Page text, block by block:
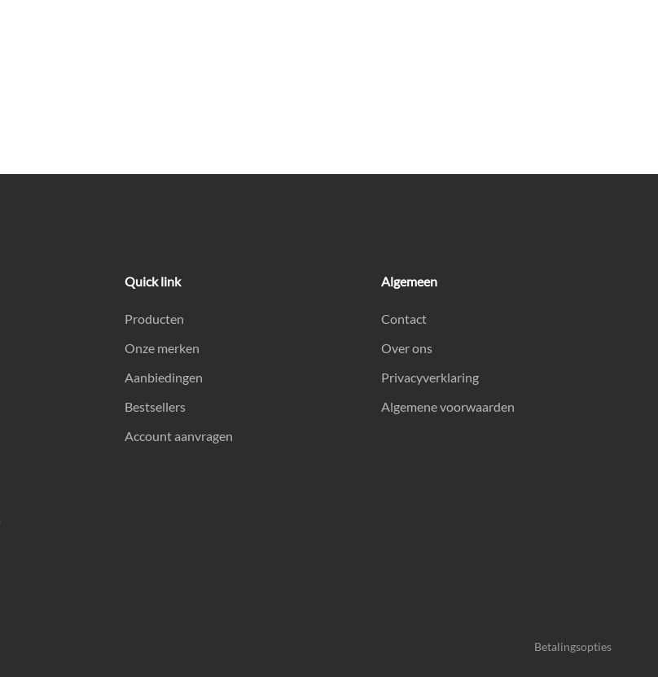
Quick link
Producten
Onze merken
Aanbiedingen
Bestsellers
Account aanvragen
Algemeen
Contact
Over ons
Privacyverklaring
Algemene voorwaarden
Betalingsopties